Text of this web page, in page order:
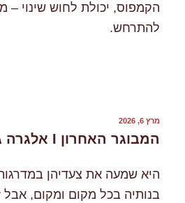
הקמפוס, יכולת לחוש שינוי –
להתרחש.
פורסם
מרץ 6, 2026
המבוגר האחרון I אלגרה גודמן (נ' 1967)
היא שמעה את צעדיהן
בנותיה בכל מקום ומקום, אבל